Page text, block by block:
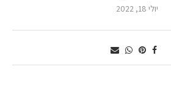
יולי 18, 2022